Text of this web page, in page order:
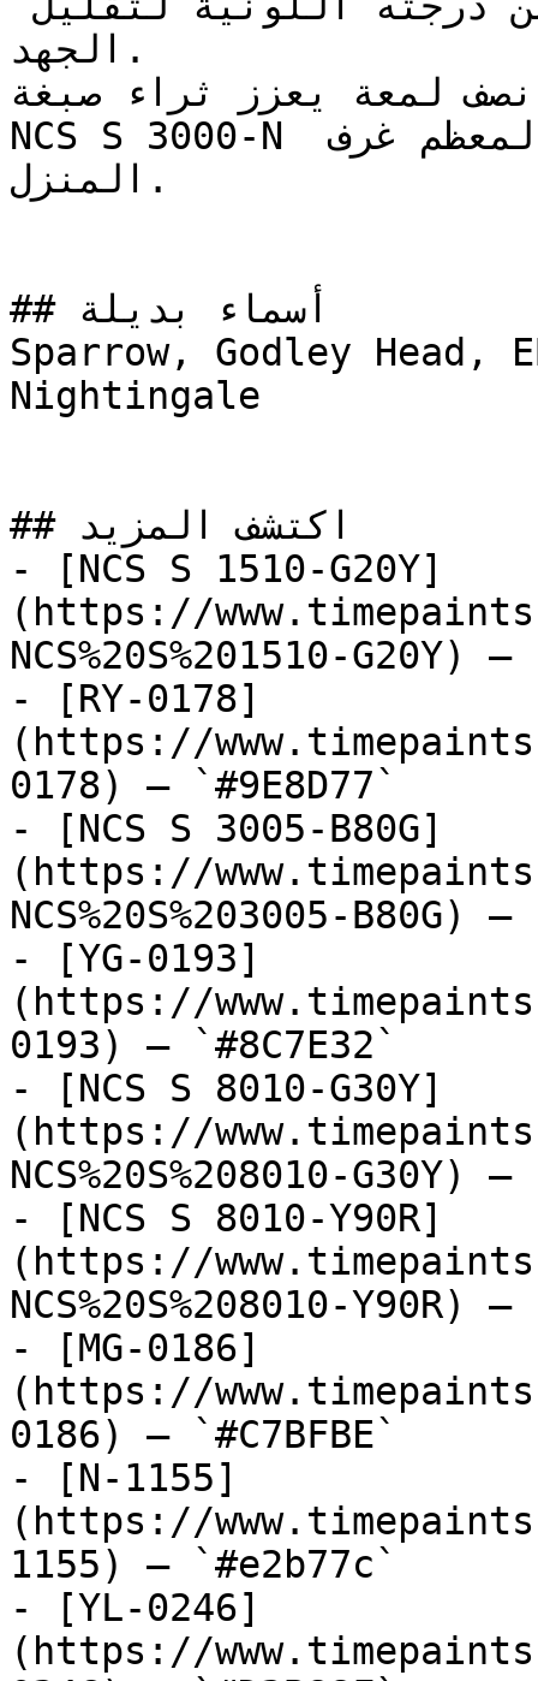
الجهد.
لمعة يعزز ثراء صبغة
NCS S 3000-N ويوفر قابلية تنظيف ممتازة لمعظم غرف
المنزل.
## أسماء بديلة
Sparrow, Godley Head,
Nightingale
## اكتشف المزيد
- [NCS S 1510-G20Y]
(https://
NCS%20S%201510-G20Y)
- [RY-0178]
(https://
0178) — `#9E8D77`
- [NCS S 3005-B80G]
(https://
NCS%20S%203005-B80G)
- [YG-0193]
(https://
0193) — `#8C7E32`
- [NCS S 8010-G30Y]
(https://
NCS%20S%208010-G30Y)
- [NCS S 8010-Y90R]
(https://
NCS%20S%208010-Y90R)
- [MG-0186]
(https://
0186) — `#C7BFBE`
- [N-1155]
(https://
1155) — `#e2b77c`
- [YL-0246]
(https://